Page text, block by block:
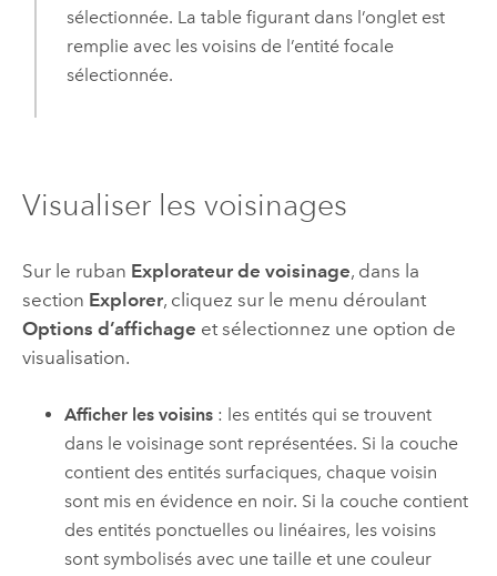
sélectionnée. La table figurant dans l’onglet est
remplie avec les voisins de l’entité focale
sélectionnée.
Visualiser les voisinages
Sur le ruban Explorateur de voisinage, dans la
section Explorer, cliquez sur le menu déroulant
Options d’affichage et sélectionnez une option de
visualisation.
Afficher les voisins : les entités qui se trouvent
dans le voisinage sont représentées. Si la couche
contient des entités surfaciques, chaque voisin
sont mis en évidence en noir. Si la couche contient
des entités ponctuelles ou linéaires, les voisins
sont symbolisés avec une taille et une couleur